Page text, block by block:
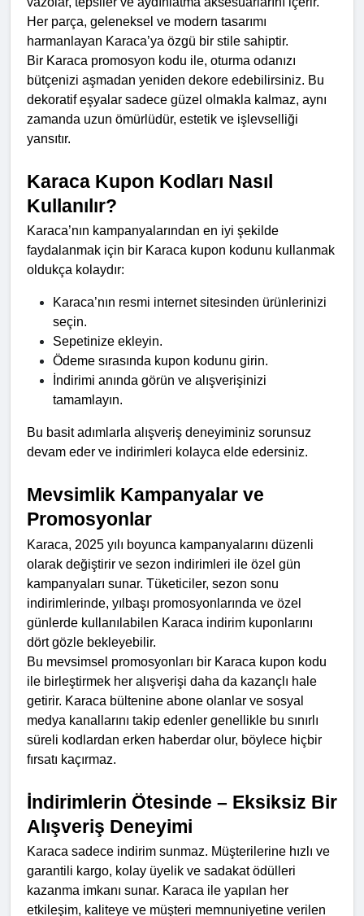
Her parça, geleneksel ve modern tasarımı
harmanlayan Karaca’ya özgü bir stile sahiptir.
Bir Karaca promosyon kodu ile, oturma odanızı
bütçenizi aşmadan yeniden dekore edebilirsiniz. Bu
dekoratif eşyalar sadece güzel olmakla kalmaz, aynı
zamanda uzun ömürlüdür, estetik ve işlevselliği
yansıtır.
Karaca Kupon Kodları Nasıl
Kullanılır?
Karaca’nın kampanyalarından en iyi şekilde
faydalanmak için bir Karaca kupon kodunu kullanmak
oldukça kolaydır:
Karaca’nın resmi internet sitesinden ürünlerinizi
seçin.
Sepetinize ekleyin.
Ödeme sırasında kupon kodunu girin.
İndirimi anında görün ve alışverişinizi
tamamlayın.
Bu basit adımlarla alışveriş deneyiminiz sorunsuz
devam eder ve indirimleri kolayca elde edersiniz.
Mevsimlik Kampanyalar ve
Promosyonlar
Karaca, 2025 yılı boyunca kampanyalarını düzenli
olarak değiştirir ve sezon indirimleri ile özel gün
kampanyaları sunar. Tüketiciler, sezon sonu
indirimlerinde, yılbaşı promosyonlarında ve özel
günlerde kullanılabilen Karaca indirim kuponlarını
dört gözle bekleyebilir.
Bu mevsimsel promosyonları bir Karaca kupon kodu
ile birleştirmek her alışverişi daha da kazançlı hale
getirir. Karaca bültenine abone olanlar ve sosyal
medya kanallarını takip edenler genellikle bu sınırlı
süreli kodlardan erken haberdar olur, böylece hiçbir
fırsatı kaçırmaz.
İndirimlerin Ötesinde – Eksiksiz Bir
Alışveriş Deneyimi
Karaca sadece indirim sunmaz. Müşterilerine hızlı ve
garantili kargo, kolay üyelik ve sadakat ödülleri
kazanma imkanı sunar. Karaca ile yapılan her
etkileşim, kaliteye ve müşteri memnuniyetine verilen